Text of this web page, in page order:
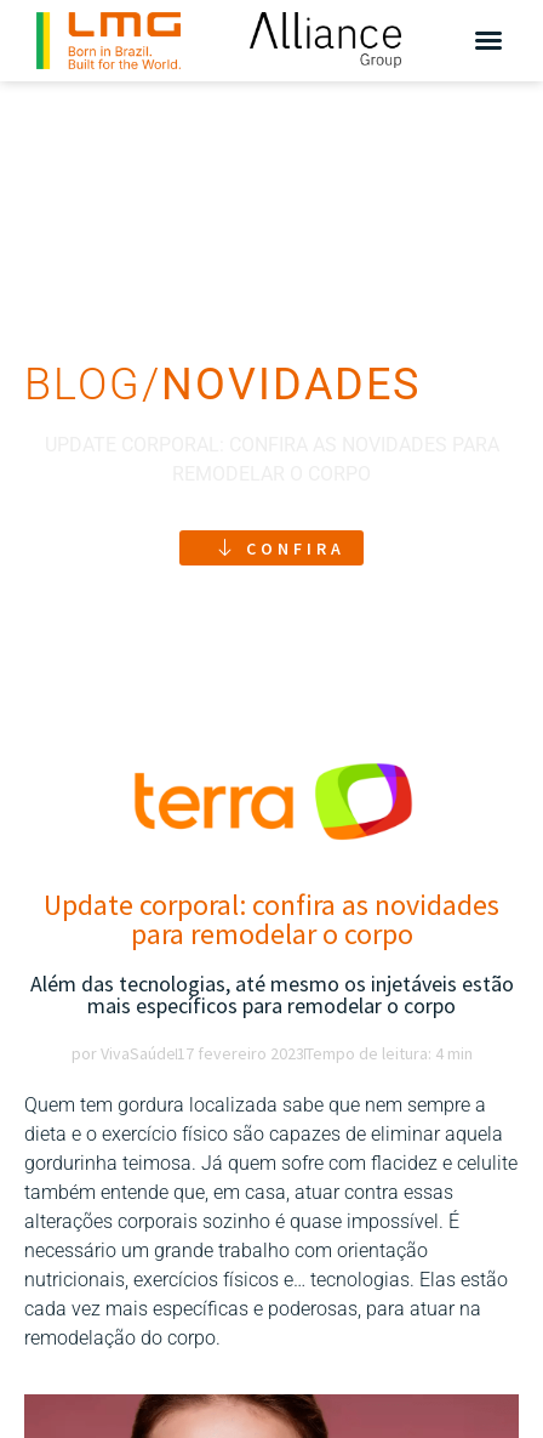
BLOG/NOVIDADES
CONFIRA
Update corporal: confira as novidades
para remodelar o corpo
Além das tecnologias, até mesmo os injetáveis estão
mais específicos para remodelar o corpo
por VivaSaúde17 fevereiro 2023Tempo de leitura: 4 min
Quem tem gordura localizada sabe que nem sempre a
dieta e o exercício físico são capazes de eliminar aquela
gordurinha teimosa. Já quem sofre com flacidez e celulite
também entende que, em casa, atuar contra essas
alterações corporais sozinho é quase impossível. É
necessário um grande trabalho com orientação
nutricionais, exercícios físicos e… tecnologias. Elas estão
cada vez mais específicas e poderosas, para atuar na
remodelação do corpo.